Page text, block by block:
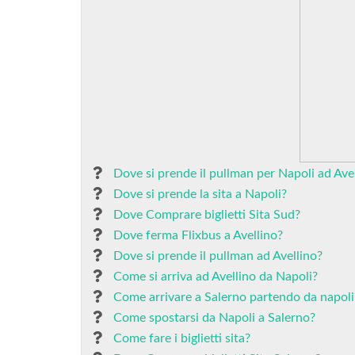
Dove si prende il pullman per Napoli ad
Dove si prende la sita a Napoli?
Dove Comprare biglietti Sita Sud?
Dove ferma Flixbus a Avellino?
Dove si prende il pullman ad Avellino?
Come si arriva ad Avellino da Napoli?
Come arrivare a Salerno partendo da
Come spostarsi da Napoli a Salerno?
Come fare i biglietti sita?